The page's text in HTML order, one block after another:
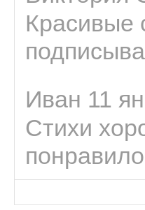
Красивые
Иван 11
Стихи